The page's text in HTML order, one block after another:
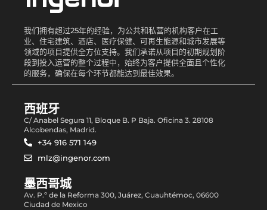
我们拥有超过25年的经验，为公共和私营的机构客户在工
业、住宅建筑、酒店、医疗保健、可再生能源和城市发展等
领域的项目提供全方位支持。我们承诺从项目的初期规划阶
段到投入运营的整个过程中，始终为客户提供全面且个性化
的服务，确保在每个环节都能达到最佳效果。
西班牙
C/ Anabel Segura 11, Bloque B. P Baja. Oficina 3. 28108
Alcobendas, Madrid.
+34 916 571 149
mlz@ingenor.com
墨西哥城
Av. P.º de la Reforma 300, Juárez, Cuauhtémoc, 06600
Ciudad de Mexico